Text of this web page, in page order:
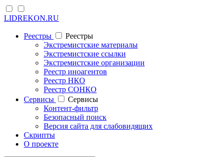
LIDREKON.RU
Реестры
Реестры
Экстремистские материалы
Экстремистские ссылки
Экстремистские организации
Реестр иноагентов
Реестр НКО
Реестр СОНКО
Cервисы
Cервисы
Контент-фильтр
Безопасный поиск
Версия сайта для слабовидящих
Скрипты
О проекте